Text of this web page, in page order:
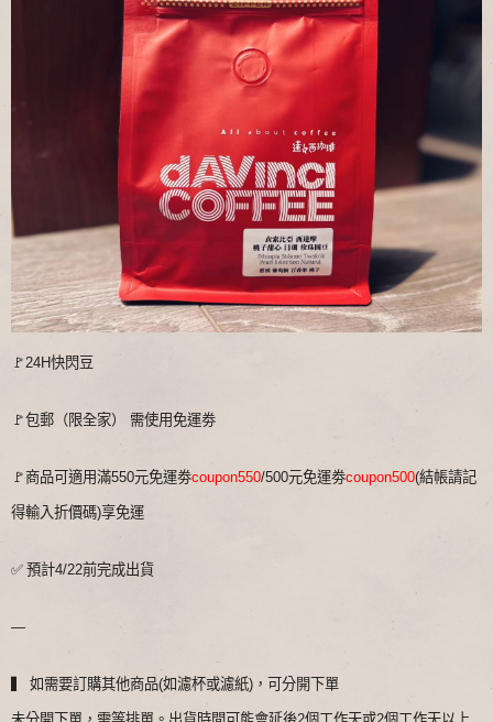
🚩24H快閃豆
🚩包郵（限全家） 需使用免運劵
🚩商品可適用滿550元免運劵coupon550/500元免運劵coupon500(結帳請記
得輸入折價碼)享免運
✅ 預計4/22前完成出貨
—
▍ 如需要訂購其他商品(如濾杯或濾紙)，可分開下單